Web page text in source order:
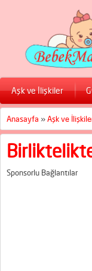
Aşk ve İlişkiler
Anasayfa »Aşk ve
Sponsorlu Bağlantılar